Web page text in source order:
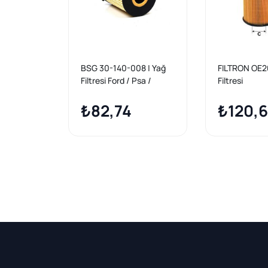
BSG 30-140-008 | Yağ
Filtresi Ford / Psa /
BMW / Fiat 1.4 / 1.6 HDI
99 -
₺82,74
FILTRON
Filtresi
Volvo 1.4-